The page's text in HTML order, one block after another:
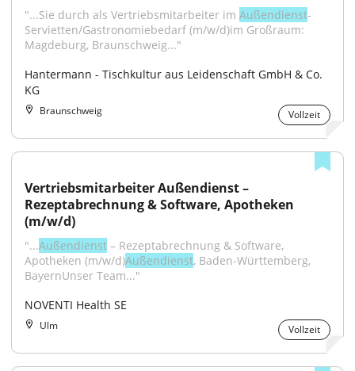
"...Sie durch als Vertriebsmitarbeiter im Außendienst-
Servietten/Gastronomiebedarf (m/w/d)im Großraum:
Magdeburg, Braunschweig..."
Hantermann - Tischkultur aus Leidenschaft GmbH & Co.
KG
Braunschweig Vollzeit
Vertriebsmitarbeiter Außendienst –
Rezeptabrechnung & Software, Apotheken
(m/w/d)
"...Außendienst – Rezeptabrechnung & Software,
Apotheken (m/w/d)Außendienst, Baden-Württemberg,
BayernUnser Team..."
NOVENTI Health SE
Ulm Vollzeit